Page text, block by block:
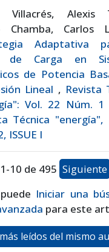
Villacrés, Alexis
Chamba, Carlos
Adaptativa
de Carga en
de Potencia
Lineal , Revista
Vol. 22 Núm. 1
Técnica "energía",
ISSUE I
1-10 de 495 Siguiente
Iniciar una
para este
leídos del mismo